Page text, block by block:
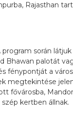
Rajasthan
program során
Bhawan palotát
fénypontját a
megtekintése
fővárosba,
kertben állnak.